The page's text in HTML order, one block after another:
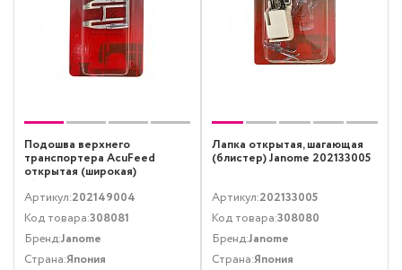
Подошва верхнего
транспортера AcuFeed
открытая (широкая)
(блистер), 9 мм Janome
202149004
Артикул:202149004
Код товара:308081
Бренд:Janome
Страна:Япония
Лапка открытая, шагающая
(блистер) Janome 202133005
Артикул:202133005
Код товара:308080
Бренд:Janome
Страна:Япония